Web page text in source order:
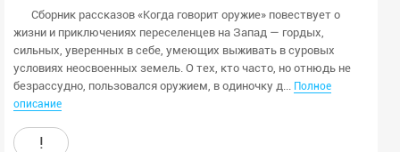
Сборник рассказов «Когда говорит оружие» повествует о
жизни и приключениях переселенцев на Запад — гордых,
сильных, уверенных в себе, умеющих выживать в суровых
условиях неосвоенных земель. О тех, кто часто, но отнюдь не
безрассудно, пользовался оружием, в одиночку д... Полное
описание
!